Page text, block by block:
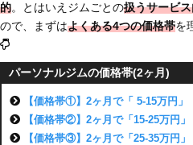
的。とはいえジムごとの扱うサービ
ので、まずはよくある4つの価格帯を
パーソナルジムの価格帯(2ヶ月)
【価格帯①】2ヶ月で「 5-15万円」
【価格帯②】2ヶ月で「15-25万円」
【価格帯③】2ヶ月で「25-35万円」